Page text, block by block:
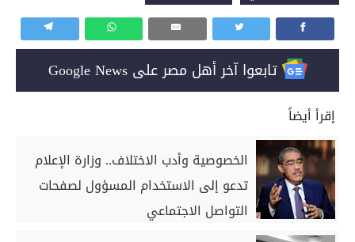
تابعوا آخر أهل مصر على Google News
إقرأ أيضاً
الخصوصية وأدب الاختلاف.. وزارة الإعلام
تدعو إلى الاستخدام المسؤول لصفحات
التواصل الاجتماعي